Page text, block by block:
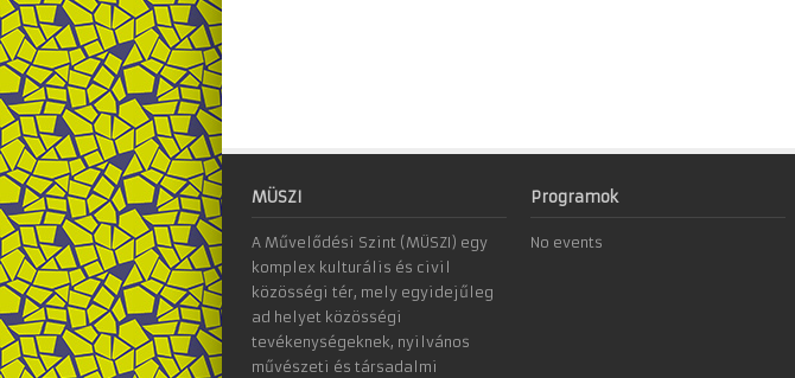
MÜSZI
A Művelődési Szint (MÜSZI) egy
komplex kulturális és civil
közösségi tér, mely egyidejűleg
ad helyet közösségi
tevékenységeknek, nyilvános
művészeti és társadalmi
Programok
No events